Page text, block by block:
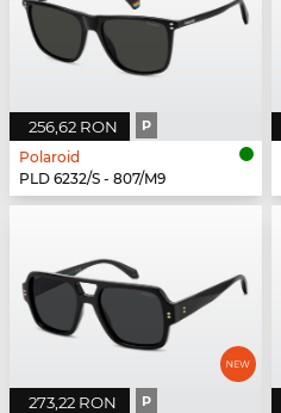
256,62 RON P
Polaroid
PLD 6232/S - 807/M9
273,22 RON P